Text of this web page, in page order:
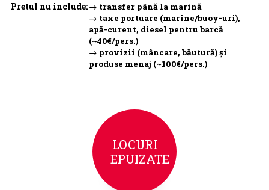
Pretul nu include:→ transfer până la marină
→ taxe portuare (marine/buoy-uri),
apă-curent, diesel pentru barcă
(~40€/pers.)
→ provizii (mâncare, băutură) și
produse menaj (~100€/pers.)
LOCURI
EPUIZATE